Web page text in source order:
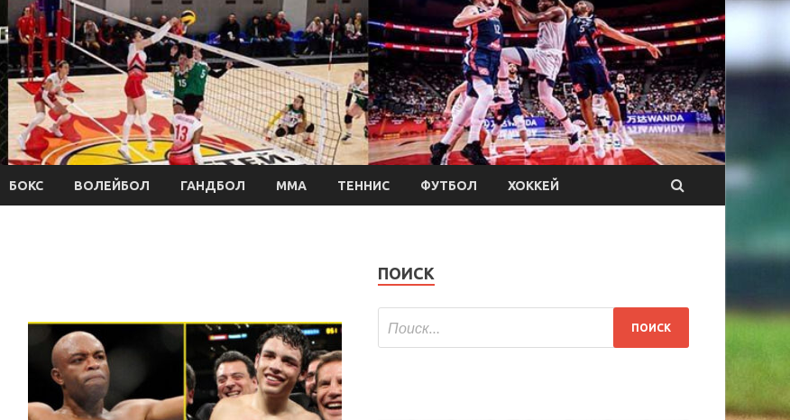
БОКС ВОЛЕЙБОЛ ГАНДБОЛ ММА ТЕННИС ФУТБОЛ ХОККЕЙ
ПОИСК